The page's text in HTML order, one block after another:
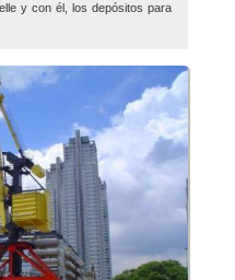
y con él, los depósitos para